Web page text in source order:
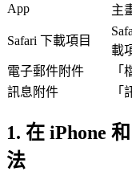
App
主
Safari 下載項目
載
電子郵件附件
訊息附件
1. 在 iPhone
法